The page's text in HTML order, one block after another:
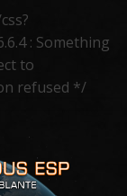
: Something
to
refused */